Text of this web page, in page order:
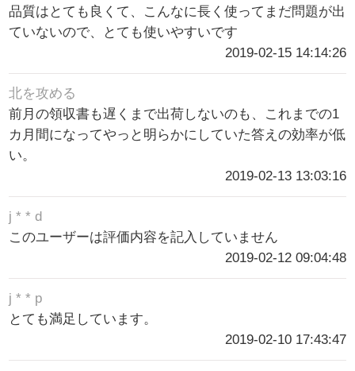
品質はとても良くて、こんなに長く使ってまだ問題が出
ていないので、とても使いやすいです
2019-02-15 14:14:26
北を攻める
前月の領収書も遅くまで出荷しないのも、これまでの1
カ月間になってやっと明らかにしていた答えの効率が低
い。
2019-02-13 13:03:16
j * * d
このユーザーは評価内容を記入していません
2019-02-12 09:04:48
j * * p
とても満足しています。
2019-02-10 17:43:47